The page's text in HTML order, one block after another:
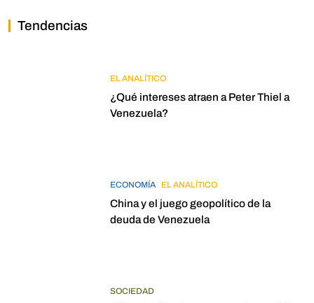
Tendencias
EL ANALÍTICO
¿Qué intereses atraen a Peter Thiel a
Venezuela?
ECONOMÍA EL ANALÍTICO
China y el juego geopolítico de la
deuda de Venezuela
SOCIEDAD